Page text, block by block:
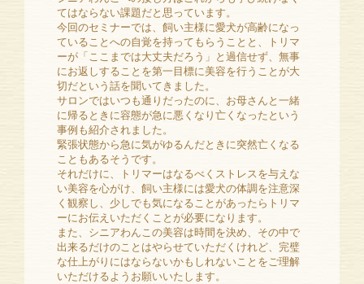
てはならない課題だと思っています。
今回のセミナーでは、飼い主様に愛犬が高齢になっ
ていることへの自覚を持ってもらうことと、トリマ
ーが「ここまでは大丈夫だろう」と過信せず、無事
にお返しすることを第一目標に美容を行うことが大
切だという話を聞いてきました。
サロンではいつも通りだったのに、お母さんと一緒
に帰るときに容態が急に悪くなり亡くなったという
事例も紹介されました。
緊張状態から急に気がゆるんだときに突然亡くなる
こともあるそうです。
それだけに、トリマーはなるべくストレスを与えな
い美容を心がけ、飼い主様には愛犬の体調を注意深
く観察し、少しでも気になることがあったらトリマ
ーにお伝えいただくことが必要になります。
また、シニアわんこの美容は時間を決め、その中で
出来るだけのことはやらせていただくけれど、完璧
な仕上がりにはならないかもしれないことをご理解
いただけるようお願いいたします。